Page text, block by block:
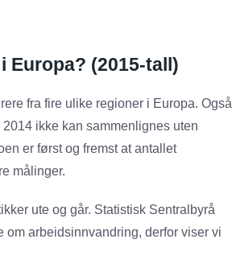
Europa? (2015-tall)
fra fire ulike regioner i Europa. Også
ikke kan sammenlignes uten
er først og fremst at antallet
målinger.
ute og går. Statistisk Sentralbyrå
om arbeidsinnvandring, derfor viser vi